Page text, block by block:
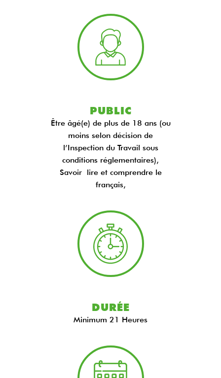
PUBLIC
Être âgé(e) de plus de 18 ans (ou
moins selon décision de
l’Inspection du Travail sous
conditions réglementaires),
Savoir lire et comprendre le
français,
DURÉE
Minimum 21 Heures